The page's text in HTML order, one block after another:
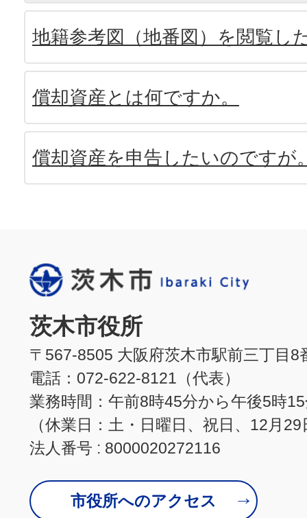
地籍参考図（地番図）を閲覧し
償却資産とは何ですか。
償却資産を申告したいのですが
茨木市役所
〒567-8505 大阪府茨木市駅前三丁目8
電話：072-622-8121（代表）
業務時間：午前8時45分から午後5時
（休業日：土・日曜日、祝日、12月
法人番号 : 8000020272116
市役所へのアクセス